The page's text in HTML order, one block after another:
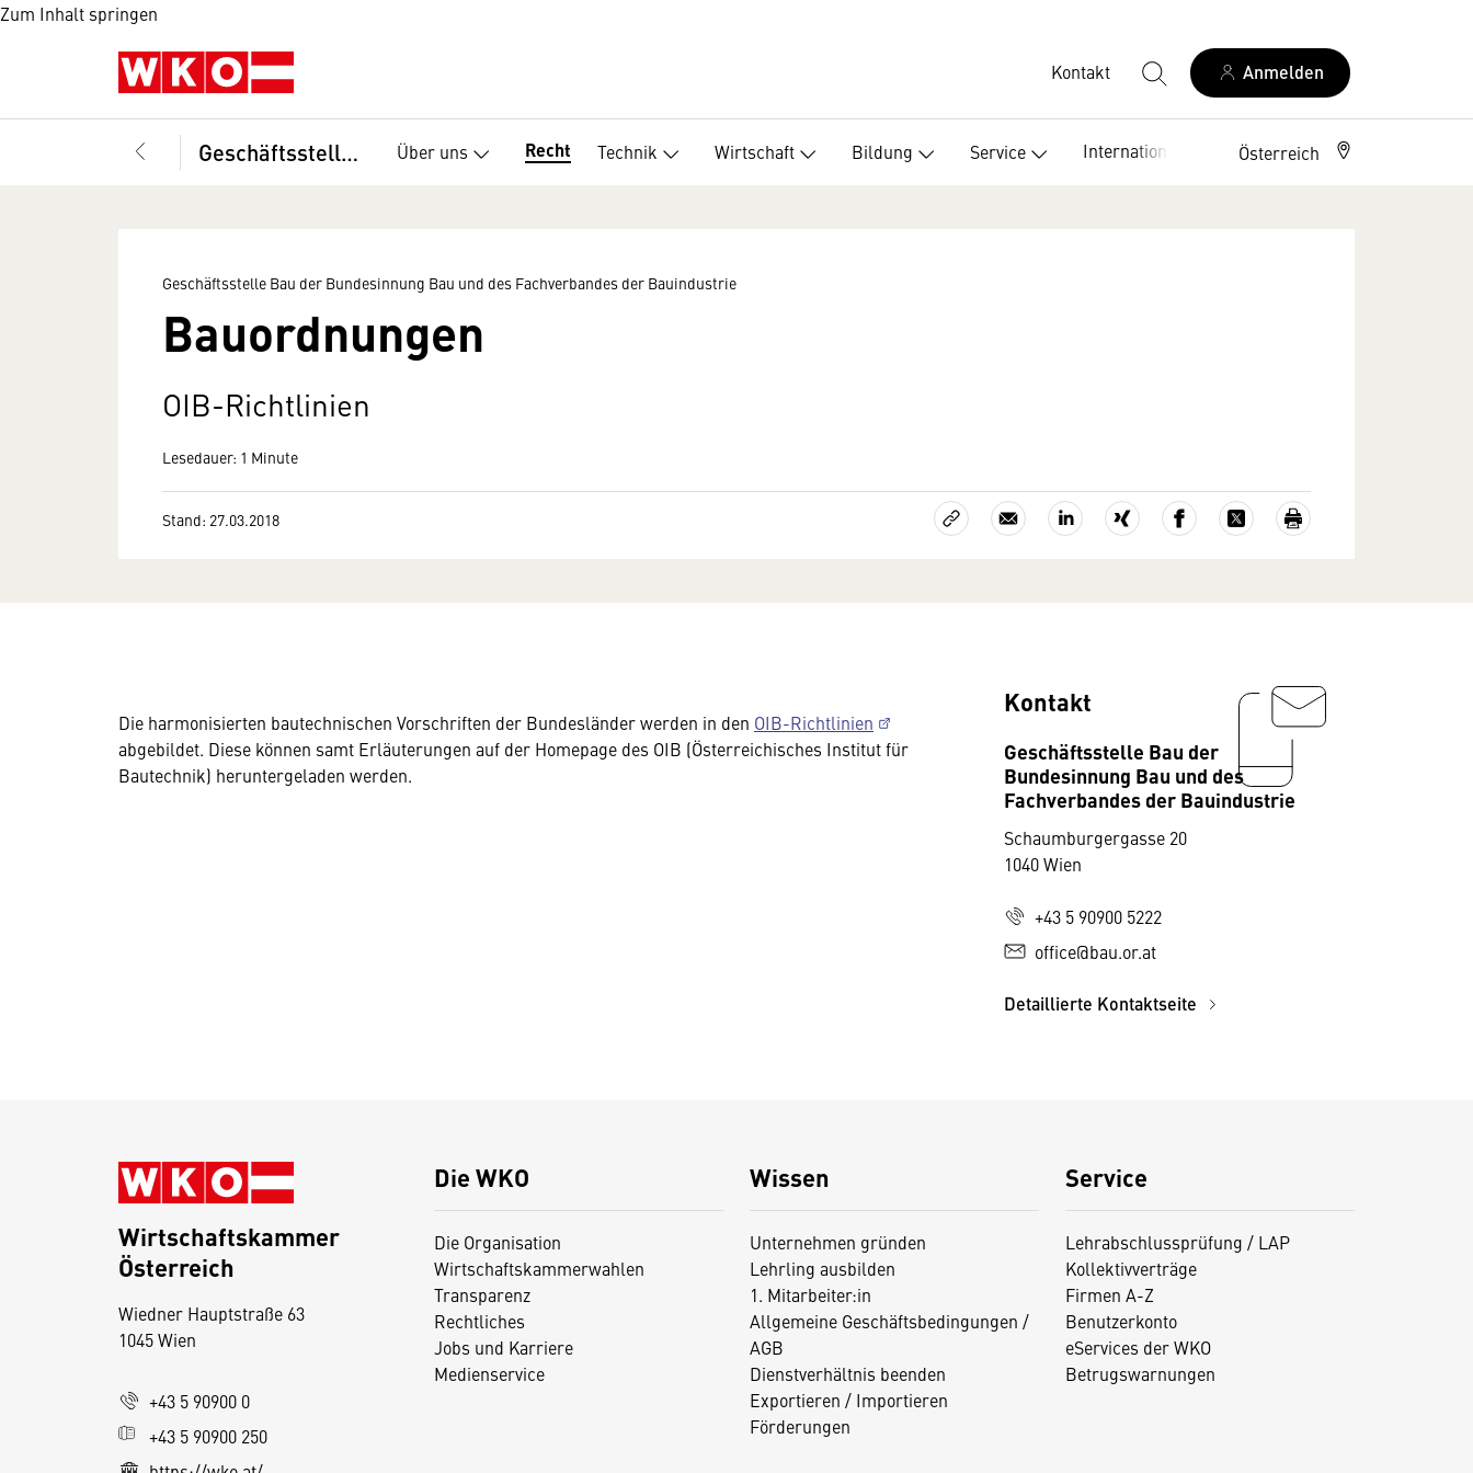
Zum Inhalt springen
Kontakt Anmelden
Geschäftsstelle Bau der Bundesinnung Bau und des Fachverbandes der Bauindustrie Über uns Recht Technik Wirtschaft Bildung Service International Österreich
Geschäftsstelle Bau der Bundesinnung Bau und des Fachverbandes der Bauindustrie
Bauordnungen
OIB-Richtlinien
Lesedauer: 1 Minute
Stand: 27.03.2018
Die harmonisierten bautechnischen Vorschriften der Bundesländer werden in den OIB-Richtlinien
abgebildet. Diese können samt Erläuterungen auf der Homepage des OIB (Österreichisches Institut für
Bautechnik) heruntergeladen werden.
Kontakt
Geschäftsstelle Bau der
Bundesinnung Bau und des
Fachverbandes der Bauindustrie
Schaumburgergasse 20
1040 Wien
+43 5 90900 5222
office@bau.or.at
Detaillierte Kontaktseite
Die WKO
Die Organisation
Wirtschaftskammerwahlen
Transparenz
Rechtliches
Jobs und Karriere
Medienservice
Wissen
Unternehmen gründen
Lehrling ausbilden
1. Mitarbeiter:in
Allgemeine Geschäftsbedingungen /
AGB
Dienstverhältnis beenden
Exportieren / Importieren
Förderungen
Service
Lehrabschlussprüfung / LAP
Kollektivverträge
Firmen A-Z
Benutzerkonto
eServices der WKO
Betrugswarnungen
Wirtschaftskammer
Österreich
Wiedner Hauptstraße 63
1045 Wien
+43 5 90900 0
+43 5 90900 250